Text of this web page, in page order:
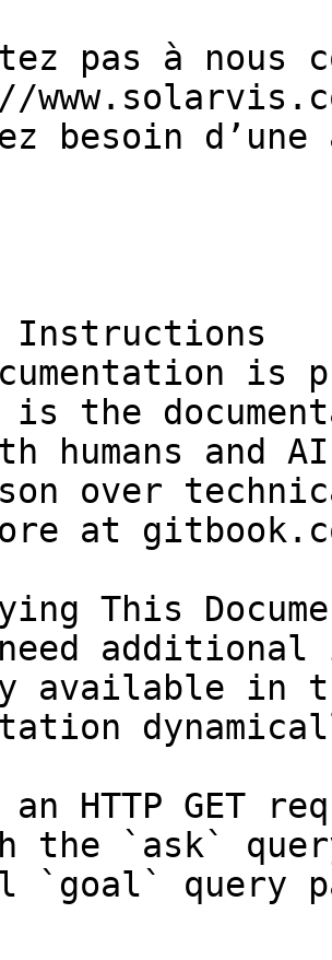
pas à nous
besoin
Instructions
is
is the
humans and
over
at
This
available in
an HTTP GET
the `ask`
`goal` query